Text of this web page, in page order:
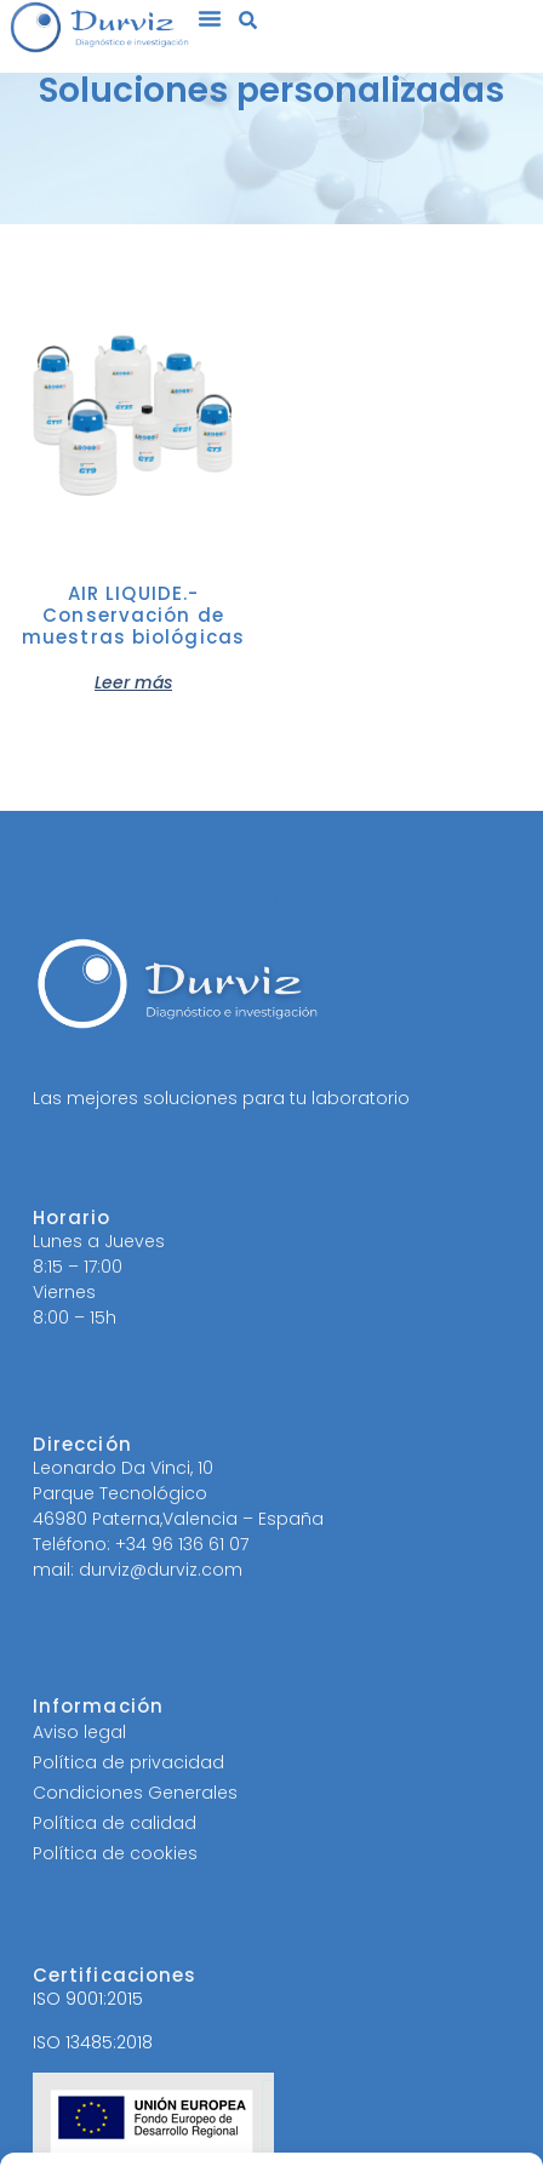
Soluciones personalizadas
AIR LIQUIDE.-
Conservación de
muestras biológicas
Leer más
Las mejores soluciones para tu laboratorio
Horario
Lunes a Jueves
8:15 – 17:00
Viernes
8:00 – 15h
Dirección
Leonardo Da Vinci, 10
Parque Tecnológico
46980 Paterna,Valencia – España
Teléfono: +34 96 136 61 07
mail: durviz@durviz.com
Información
Aviso legal
Política de privacidad
Condiciones Generales
Política de calidad
Política de cookies
Certificaciones
ISO 9001:2015
ISO 13485:2018